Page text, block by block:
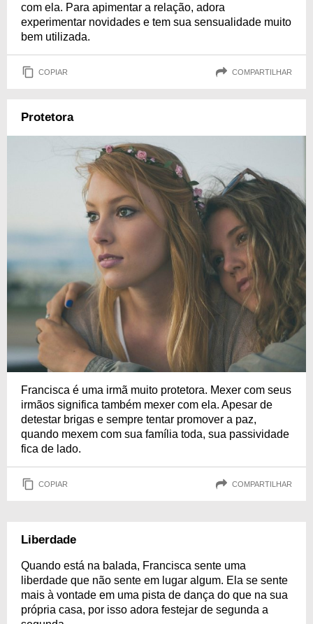
com ela. Para apimentar a relação, adora
experimentar novidades e tem sua sensualidade muito
bem utilizada.
COPIAR COMPARTILHAR
Protetora
Francisca é uma irmã muito protetora. Mexer com seus
irmãos significa também mexer com ela. Apesar de
detestar brigas e sempre tentar promover a paz,
quando mexem com sua família toda, sua passividade
fica de lado.
COPIAR COMPARTILHAR
Liberdade
Quando está na balada, Francisca sente uma
liberdade que não sente em lugar algum. Ela se sente
mais à vontade em uma pista de dança do que na sua
própria casa, por isso adora festejar de segunda a